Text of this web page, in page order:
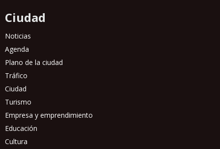
Ciudad
Noticias
Agenda
Plano de la ciudad
Tráfico
Ciudad
Turismo
Empresa y emprendimiento
Educación
Cultura